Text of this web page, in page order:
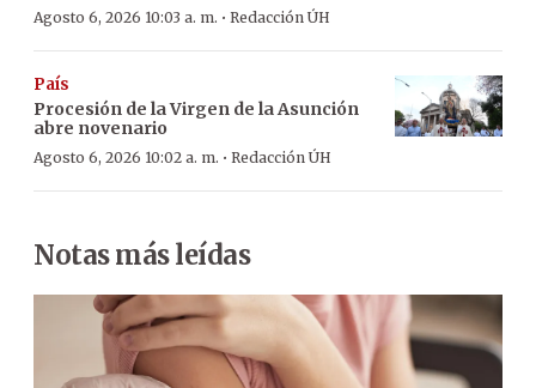
Agosto 6, 2026 10:03 a. m. · Redacción ÚH
País
Procesión de la Virgen de la Asunción
abre novenario
Agosto 6, 2026 10:02 a. m. · Redacción ÚH
Notas más leídas